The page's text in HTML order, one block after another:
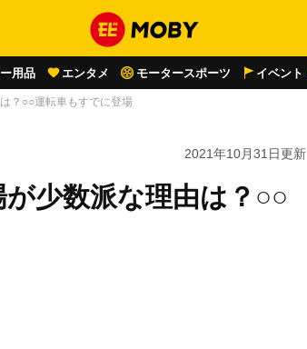
用品 エンタメ モータースポーツ イベント
？○○運転車もすでに登場
2021年10月31日更新
少数派な理由は？○○